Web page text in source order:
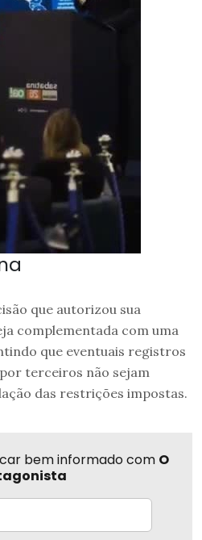
que autorizou sua
complementada com uma
que eventuais registros
terceiros não sejam
das restrições impostas.
bem informado com O